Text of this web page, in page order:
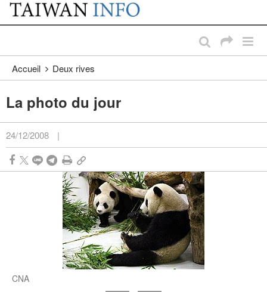
Passer au contenu principal
:::
Accueil Deux rives
La photo du jour
24/12/2008 |
CNA